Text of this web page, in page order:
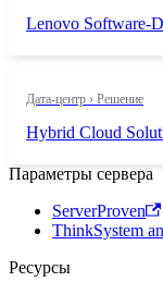
Lenovo Software-
Дата-центр › Решение
Hybrid Cloud
Параметры сервера
ServerProven
ThinkSystem
Ресурсы